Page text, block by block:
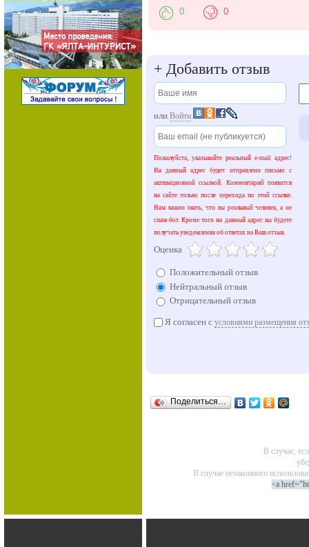
0
0
+ Добавить отзыв
или Войти
Пожалуйста, указывайте реальный e-mail адрес!
На данный адрес будет отправлено письмо с
активационной ссылкой. Комментарий появится
на сайте только после перехода по этой ссылке.
Нам важно знать, что вы реальный человек, а не
спам-бот. Кроме того на данный адрес вы будете
получать уведомления об ответах на Ваш отзыв.
Оценка
Положительный отзыв
Нейтральный отзыв
Отрицательный отзыв
Я согласен с условиями размещения
Поделиться…
В случае,
В случае незаконного
<a